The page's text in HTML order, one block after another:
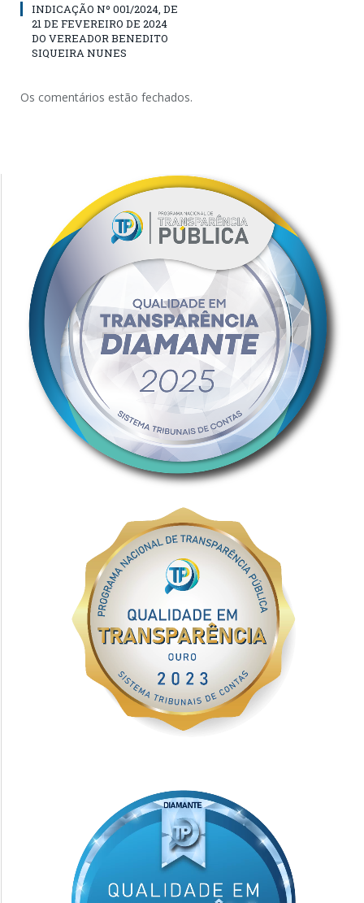
INDICAÇÃO Nº 001/2024, DE
21 DE FEVEREIRO DE 2024
DO VEREADOR BENEDITO
SIQUEIRA NUNES
Os comentários estão fechados.